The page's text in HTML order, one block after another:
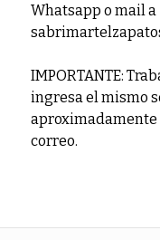
Whatsapp o mail a
IMPORTANTE:
ingresa el mismo
aproximadamente
correo.